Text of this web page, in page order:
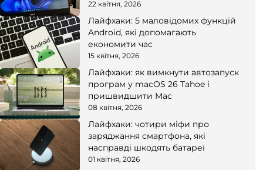
22 квітня, 2026
Лайфхаки: 5 маловідомих функцій
Android, які допомагають
економити час
15 квітня, 2026
Лайфхаки: як вимкнути автозапуск
програм у macOS 26 Tahoe і
пришвидшити Mac
08 квітня, 2026
Лайфхаки: чотири міфи про
заряджання смартфона, які
насправді шкодять батареї
01 квітня, 2026